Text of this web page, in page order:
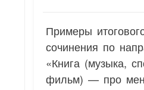
Примеры
сочинения по
«Книга (музыка,
фильм) — про